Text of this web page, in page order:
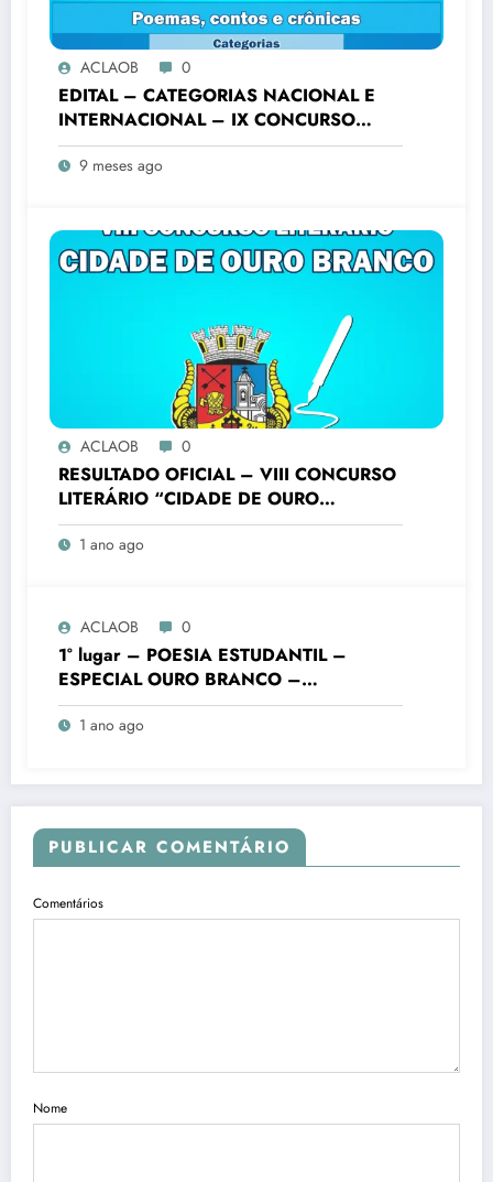
ACLAOB 0
EDITAL – CATEGORIAS NACIONAL E
INTERNACIONAL – IX CONCURSO
LITERÁRIO “CIDADE DE OURO
BRANCO”
9 meses ago
ACLAOB 0
RESULTADO OFICIAL – VIII CONCURSO
LITERÁRIO “CIDADE DE OURO
BRANCO”
1 ano ago
ACLAOB 0
1° lugar – POESIA ESTUDANTIL –
ESPECIAL OURO BRANCO –
FUNDAMENTAL FINAIS – Colégio
Batista Mineiro Unid. Ouro Branco – VIII
1 ano ago
PUBLICAR COMENTÁRIO
Comentários
Nome